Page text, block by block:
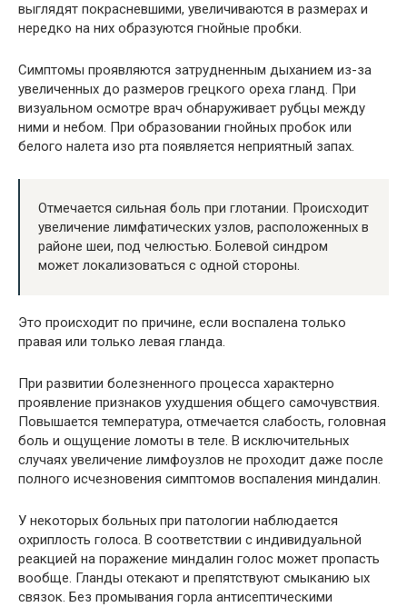
выглядят покрасневшими, увеличиваются в размерах и
нередко на них образуются гнойные пробки.
Симптомы проявляются затрудненным дыханием из-за
увеличенных до размеров грецкого ореха гланд. При
визуальном осмотре врач обнаруживает рубцы между
ними и небом. При образовании гнойных пробок или
белого налета изо рта появляется неприятный запах.
Отмечается сильная боль при глотании. Происходит
увеличение лимфатических узлов, расположенных в
районе шеи, под челюстью. Болевой синдром
может локализоваться с одной стороны.
Это происходит по причине, если воспалена только
правая или только левая гланда.
При развитии болезненного процесса характерно
проявление признаков ухудшения общего самочувствия.
Повышается температура, отмечается слабость, головная
боль и ощущение ломоты в теле. В исключительных
случаях увеличение лимфоузлов не проходит даже после
полного исчезновения симптомов воспаления миндалин.
У некоторых больных при патологии наблюдается
охриплость голоса. В соответствии с индивидуальной
реакцией на поражение миндалин голос может пропасть
вообще. Гланды отекают и препятствуют смыканию ых
связок. Без промывания горла антисептическими